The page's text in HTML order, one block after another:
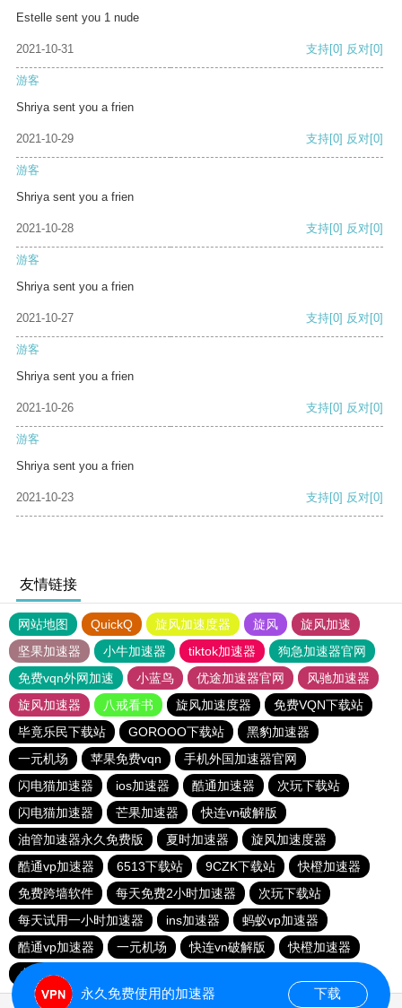
Estelle sent you 1 nude
2021-10-31 支持[0] 反对[0]
游客
Shriya sent you a frien
2021-10-29 支持[0] 反对[0]
游客
Shriya sent you a frien
2021-10-28 支持[0] 反对[0]
游客
Shriya sent you a frien
2021-10-27 支持[0] 反对[0]
游客
Shriya sent you a frien
2021-10-26 支持[0] 反对[0]
游客
Shriya sent you a frien
2021-10-23 支持[0] 反对[0]
友情链接
网站地图 QuickQ 旋风加速度器 旋风
旋风加速
坚果加速器
小牛加速器 tiktok加速器
狗急加速器官网
免费vqn外网加速
小蓝鸟 优途加速器官网
风驰加速器
旋风加速器
八戒看书 旋风加速度器
免费VQN下载站
毕竟乐民下载站
GOROOO下载站
黑豹加速器
一元机场
苹果免费vqn
手机外国加速器官网
闪电猫加速器
ios加速器 酷通加速器
次玩下载站
闪电猫加速器
芒果加速器
快连vn破解版
油管加速器永久免费版
夏时加速器
旋风加速度器
酷通vp加速器
6513下载站 9CZK下载站
快橙加速器
免费跨墙软件
每天免费2小时加速器
次玩下载站
每天试用一小时加速器
ins加速器
蚂蚁vp加速器
酷通vp加速器
一元机场 快连vn破解版
快橙加速器
小猫咪ciash加速器
永久免费使用的加速器 下载